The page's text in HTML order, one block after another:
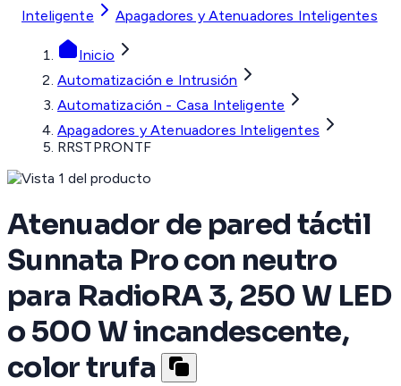
Inteligente
Apagadores y Atenuadores Inteligentes
Inicio
Automatización e Intrusión
Automatización - Casa Inteligente
Apagadores y Atenuadores Inteligentes
RRSTPRONTF
Atenuador de pared táctil
Sunnata Pro con neutro
para RadioRA 3, 250 W LED
o 500 W incandescente,
color trufa